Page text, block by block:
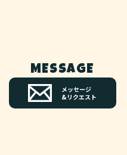
MESSAGE
メッセージ
&リクエスト